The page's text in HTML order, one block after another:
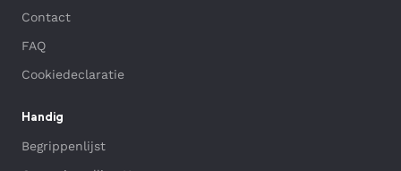
Contact
FAQ
Cookiedeclaratie
Handig
Begrippenlijst